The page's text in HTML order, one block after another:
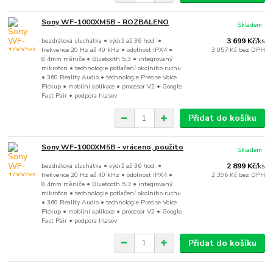
Sony WF-1000XM5B - ROZBALENO
bezdrátová sluchátka • výdrž až 36 hod. •
frekvence 20 Hz až 40 kHz • odolnost IPX4 •
8,4mm měniče • Bluetooth 5.3 • integrovaný
mikrofon • technologie potlačení okolního ruchu
• 360 Reality Audio • technologie Precise Voice
Pickup • mobilní aplikace • procesor V2 • Google
Fast Pair • podpora hlasov
3 699 Kč/ks
3 057 Kč bez DPH
Skladem
Přidat do košíku
Sony WF-1000XM5B - vráceno, použito
bezdrátová sluchátka • výdrž až 36 hod. •
frekvence 20 Hz až 40 kHz • odolnost IPX4 •
8,4mm měniče • Bluetooth 5.3 • integrovaný
mikrofon • technologie potlačení okolního ruchu
• 360 Reality Audio • technologie Precise Voice
Pickup • mobilní aplikace • procesor V2 • Google
Fast Pair • podpora hlasov
2 899 Kč/ks
2 396 Kč bez DPH
Skladem
Přidat do košíku